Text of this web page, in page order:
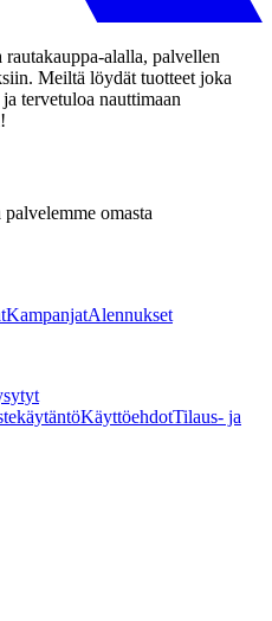
alalla, palvellen
Meiltä löydät tuotteet joka
tervetuloa nauttimaan
omasta
KampanjatAlennukset
KäyttöehdotTilaus- ja